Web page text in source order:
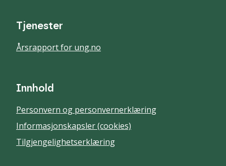
Tjenester
Årsrapport for ung.no
Innhold
Personvern og personvernerklæring
Informasjonskapsler (cookies)
Tilgjengelighetserklæring